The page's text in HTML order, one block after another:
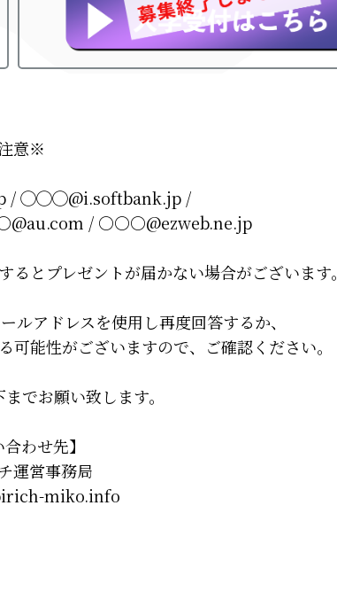
意※
/ ◯◯◯@i.softbank.jp /
/ 〇〇〇@ezweb.ne.jp
とプレゼントが届かない場合がございます。
アドレスを使用し再度回答するか、
能性がございますので、ご確認ください。
でお願い致します。
合わせ先】
運営事務局
miko.info